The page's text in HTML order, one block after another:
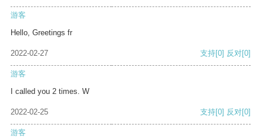
游客
Hello, Greetings fr
2022-02-27 支持[0] 反对[0]
游客
I called you 2 times. W
2022-02-25 支持[0] 反对[0]
游客